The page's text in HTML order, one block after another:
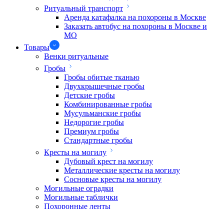
Ритуальный транспорт
Аренда катафалка на похороны в Москве
Заказать автобус на похороны в Москве и
МО
Товары
Венки ритуальные
Гробы
Гробы обитые тканью
Двухкрышечные гробы
Детские гробы
Комбинированные гробы
Мусульманские гробы
Недорогие гробы
Премиум гробы
Стандартные гробы
Кресты на могилу
Дубовый крест на могилу
Металлические кресты на могилу
Сосновые кресты на могилу
Могильные оградки
Могильные таблички
Похоронные ленты